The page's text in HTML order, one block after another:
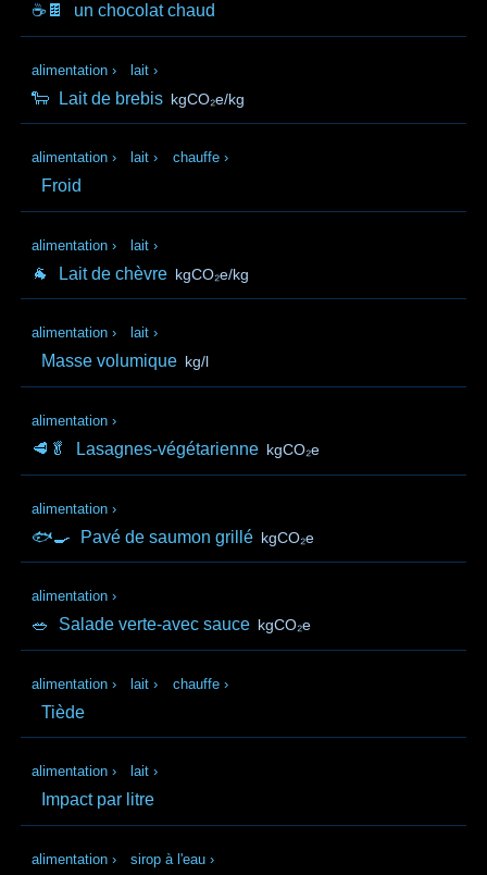
☕🍫 un chocolat chaud
alimentation › lait ›
🐑 Lait de brebis kgCO₂e/kg
alimentation › lait › chauffe ›
Froid
alimentation › lait ›
🐐 Lait de chèvre kgCO₂e/kg
alimentation › lait ›
Masse volumique kg/l
alimentation ›
🥩🥬 Lasagnes-végétarienne kgCO₂e
alimentation ›
🐟🍳 Pavé de saumon grillé kgCO₂e
alimentation ›
🥗 Salade verte-avec sauce kgCO₂e
alimentation › lait › chauffe ›
Tiède
alimentation › lait ›
Impact par litre
alimentation › sirop à l'eau ›